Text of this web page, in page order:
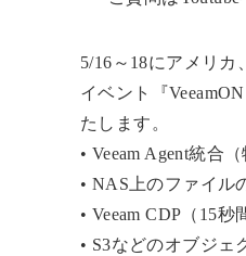
5/16～18にアメリ
イベント『
たします。
• Veeam Agent統合
• NAS上のファイル
• Veeam CDP（15
• S3などのオブジェ